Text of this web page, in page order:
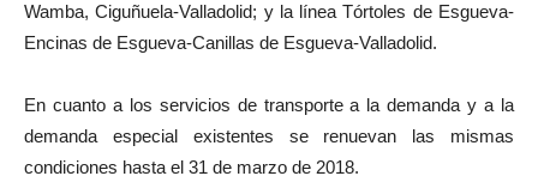
Wamba, Ciguñuela-Valladolid; y la línea Tórtoles de Esgueva-
Encinas de Esgueva-Canillas de Esgueva-Valladolid.
En cuanto a los servicios de transporte a la demanda y a la
demanda especial existentes se renuevan las mismas
condiciones hasta el 31 de marzo de 2018.